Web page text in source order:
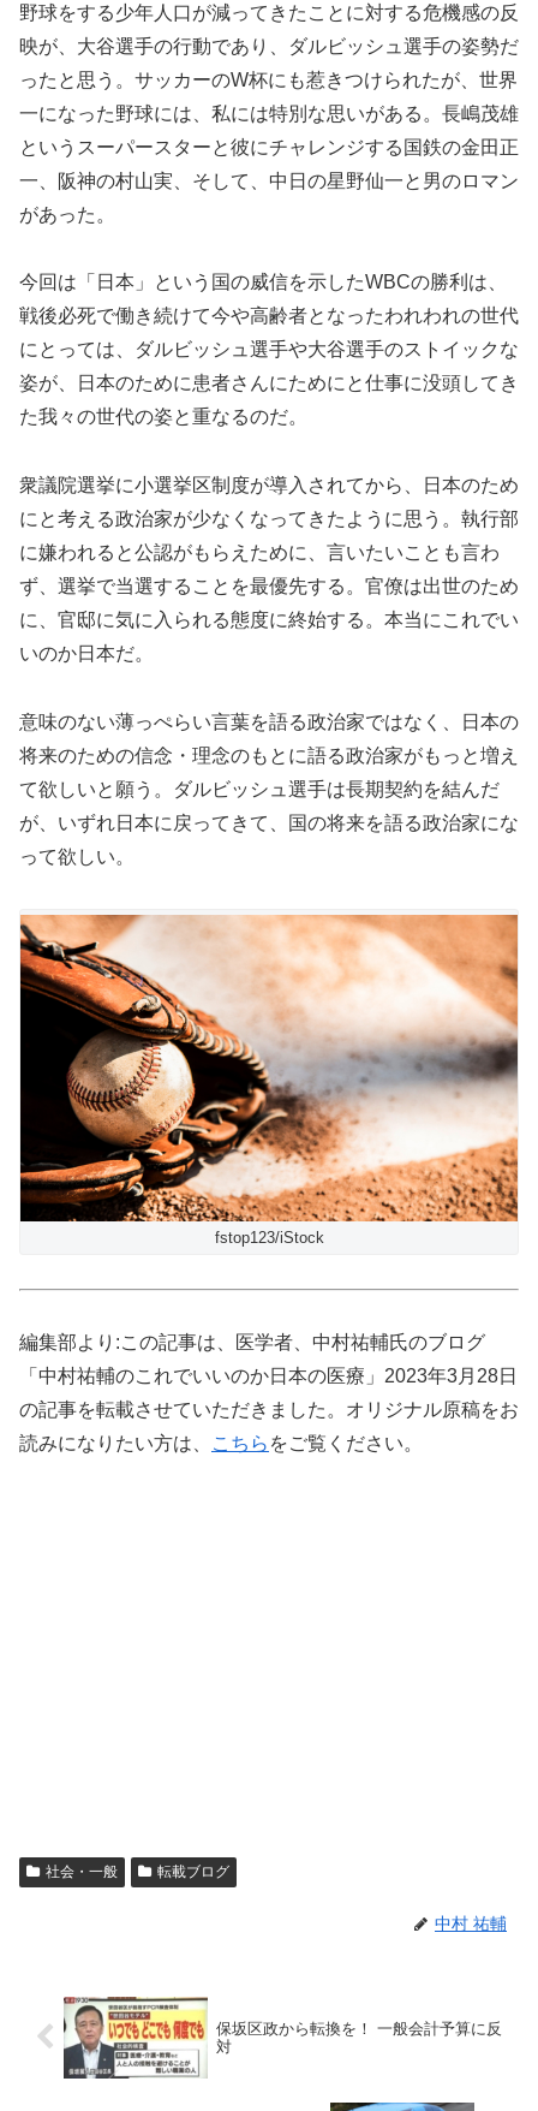
野球をする少年人口が減ってきたことに対する危機感の反
映が、大谷選手の行動であり、ダルビッシュ選手の姿勢だ
ったと思う。サッカーのW杯にも惹きつけられたが、世界
一になった野球には、私には特別な思いがある。長嶋茂雄
というスーパースターと彼にチャレンジする国鉄の金田正
一、阪神の村山実、そして、中日の星野仙一と男のロマン
があった。
今回は「日本」という国の威信を示したWBCの勝利は、
戦後必死で働き続けて今や高齢者となったわれわれの世代
にとっては、ダルビッシュ選手や大谷選手のストイックな
姿が、日本のために患者さんにためにと仕事に没頭してき
た我々の世代の姿と重なるのだ。
衆議院選挙に小選挙区制度が導入されてから、日本のため
にと考える政治家が少なくなってきたように思う。執行部
に嫌われると公認がもらえために、言いたいことも言わ
ず、選挙で当選することを最優先する。官僚は出世のため
に、官邸に気に入られる態度に終始する。本当にこれでい
いのか日本だ。
意味のない薄っぺらい言葉を語る政治家ではなく、日本の
将来のための信念・理念のもとに語る政治家がもっと増え
て欲しいと願う。ダルビッシュ選手は長期契約を結んだ
が、いずれ日本に戻ってきて、国の将来を語る政治家にな
って欲しい。
fstop123/iStock
編集部より:この記事は、医学者、中村祐輔氏のブログ
「中村祐輔のこれでいいのか日本の医療」2023年3月28日
の記事を転載させていただきました。オリジナル原稿をお
読みになりたい方は、
こちら をご覧ください。
社会・一般 転載ブログ
中村 祐輔
保坂区政から転換を！ 一般会計予算に反
対